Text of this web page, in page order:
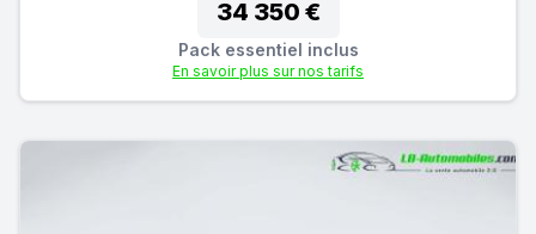
34 350 €
Pack essentiel inclus
En savoir plus sur nos tarifs